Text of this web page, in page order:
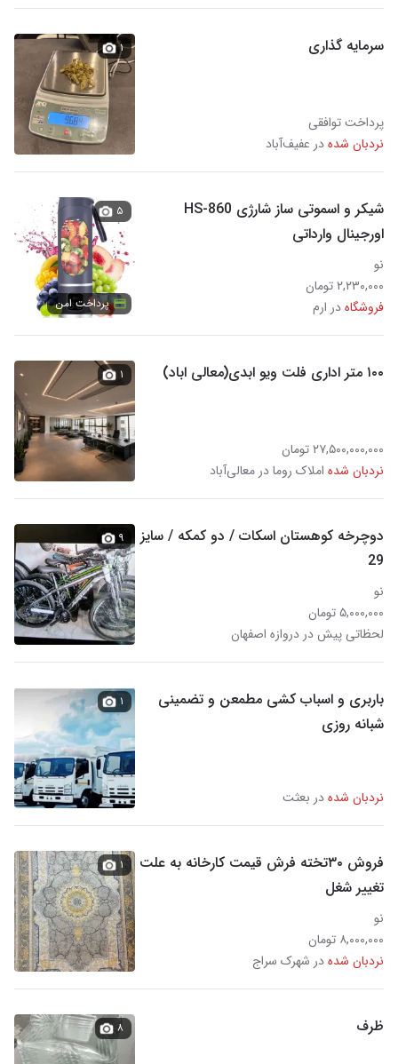
سرمایه گذاری
پرداخت توافقی
نردبان شدهدر عفیف‌آباد
۱
شیکر و اسموتی ساز شارژی HS-860
اورجینال وارداتی
نو
۲,۲۳۰,۰۰۰ تومان
فروشگاهدر ارم
۵
پرداخت امن
۱۰۰ متر اداری فلت ویو ابدی(معالی اباد)
۲۷,۵۰۰,۰۰۰,۰۰۰ تومان
نردبان شده املاک روما در معالی‌آباد
۱
دوچرخه کوهستان اسکات / دو کمکه / سایز
29
نو
۵,۰۰۰,۰۰۰ تومان
لحظاتی پیش در دروازه اصفهان
۹
باربری و اسباب کشی مطمعن و تضمینی
شبانه روزی
نردبان شدهدر بعثت
۱
فروش ۳۰تخته فرش قیمت کارخانه به علت
تغییر شغل
نو
۸,۰۰۰,۰۰۰ تومان
نردبان شدهدر شهرک سراج‎
۱
ظرف ۸